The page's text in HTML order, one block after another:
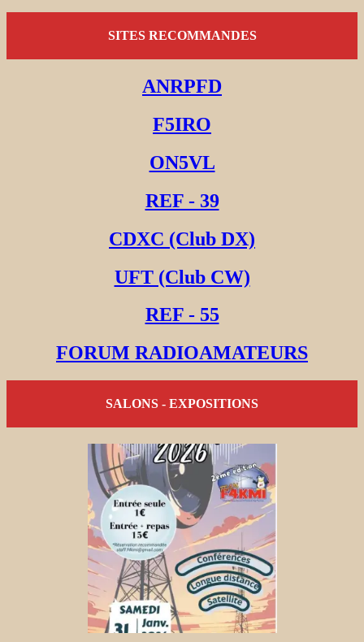
SITES RECOMMANDES
ANRPFD
F5IRO
ON5VL
REF - 39
CDXC (Club DX)
UFT (Club CW)
REF - 55
FORUM RADIOAMATEURS
SALONS - EXPOSITIONS